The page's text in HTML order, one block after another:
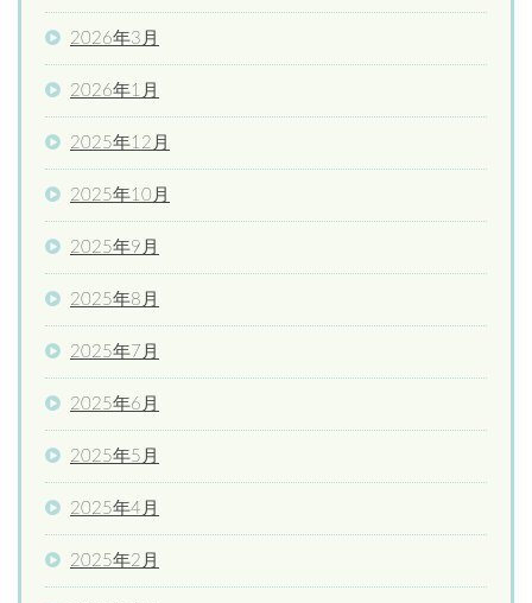
2026年3月
2026年1月
2025年12月
2025年10月
2025年9月
2025年8月
2025年7月
2025年6月
2025年5月
2025年4月
2025年2月